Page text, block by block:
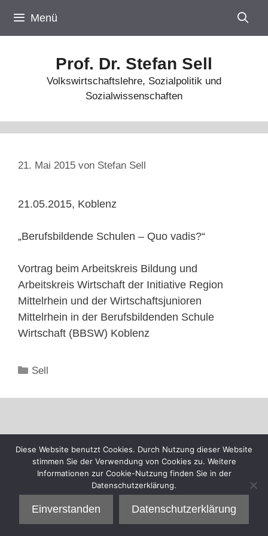
Inhalt
springen
Menü
Prof. Dr. Stefan Sell
Volkswirtschaftslehre, Sozialpolitik und
Sozialwissenschaften
21. Mai 2015 von Stefan Sell
21.05.2015, Koblenz
„Berufsbildende Schulen – Quo vadis?“
Vortrag beim Arbeitskreis Bildung und
Arbeitskreis Wirtschaft der Initiative Region
Mittelrhein und der Wirtschaftsjunioren
Mittelrhein in der Berufsbildenden Schule
Wirtschaft (BBSW) Koblenz
Kategorien
Sell
Diese Website benutzt Cookies. Durch Nutzung dieser Website
stimmen Sie der Verwendung von Cookies zu. Weitere
Informationen zur Cookie-Nutzung finden Sie in der
Datenschutzerklärung.
Einverstanden Datenschutzerklärung